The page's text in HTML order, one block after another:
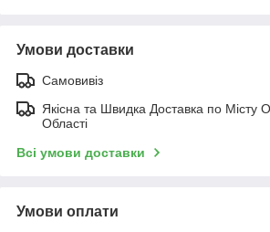
Умови доставки
Самовивіз
Якісна та Швидка Доставка по Місту
Області
Всі умови доставки
Умови оплати